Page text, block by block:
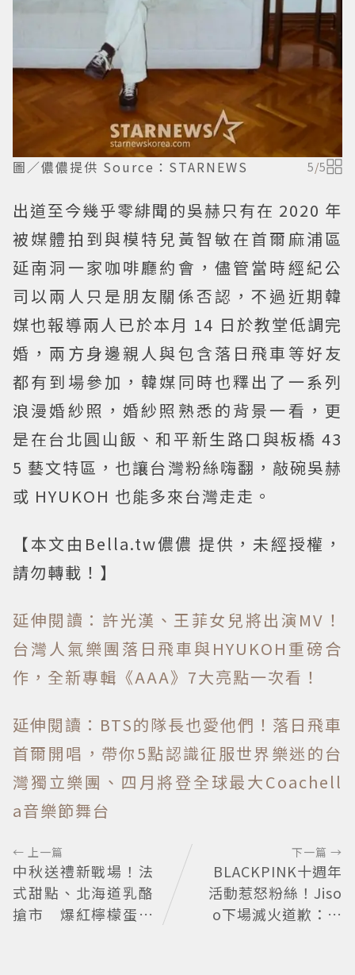
圖／儂儂提供 Source：STARNEWS 5/5
出道至今幾乎零緋聞的吳赫只有在 2020 年
被媒體拍到與模特兒黃智敏在首爾麻浦區
延南洞一家咖啡廳約會，儘管當時經紀公
司以兩人只是朋友關係否認，不過近期韓
媒也報導兩人已於本月 14 日於教堂低調完
婚，兩方身邊親人與包含落日飛車等好友
都有到場參加，韓媒同時也釋出了一系列
浪漫婚紗照，婚紗照熟悉的背景一看，更
是在台北圓山飯、和平新生路口與板橋 43
5 藝文特區，也讓台灣粉絲嗨翻，敲碗吳赫
或 HYUKOH 也能多來台灣走走。
【本文由Bella.tw儂儂 提供，未經授權，
請勿轉載！】
延伸閱讀：許光漢、王菲女兒將出演MV！
台灣人氣樂團落日飛車與HYUKOH重磅合
作，全新專輯《AAA》7大亮點一次看！
延伸閱讀：BTS的隊長也愛他們！落日飛車
首爾開唱，帶你5點認識征服世界樂迷的台
灣獨立樂團、四月將登全球最大Coachell
a音樂節舞台
← 上一篇
中秋送禮新戰場！法
式甜點、北海道乳酪
搶市 爆紅檸檬蛋糕
下一篇 →
BLACKPINK十週年
活動惹怒粉絲！Jiso
o下場滅火道歉：對